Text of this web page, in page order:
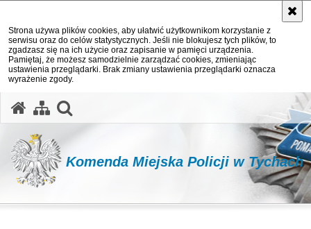
Strona używa plików cookies, aby ułatwić użytkownikom korzystanie z
serwisu oraz do celów statystycznych. Jeśli nie blokujesz tych plików, to
zgadzasz się na ich użycie oraz zapisanie w pamięci urządzenia.
Pamiętaj, że możesz samodzielnie zarządzać cookies, zmieniając
ustawienia przeglądarki. Brak zmiany ustawienia przeglądarki oznacza
wyrażenie zgody.
Komenda Miejska Policji w Tychach